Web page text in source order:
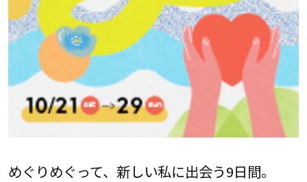
めぐりめぐって、新しい私に出会う9日間。